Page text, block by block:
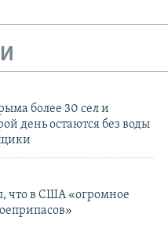
более 30 сел и
день остаются без воды
что в США «огромное